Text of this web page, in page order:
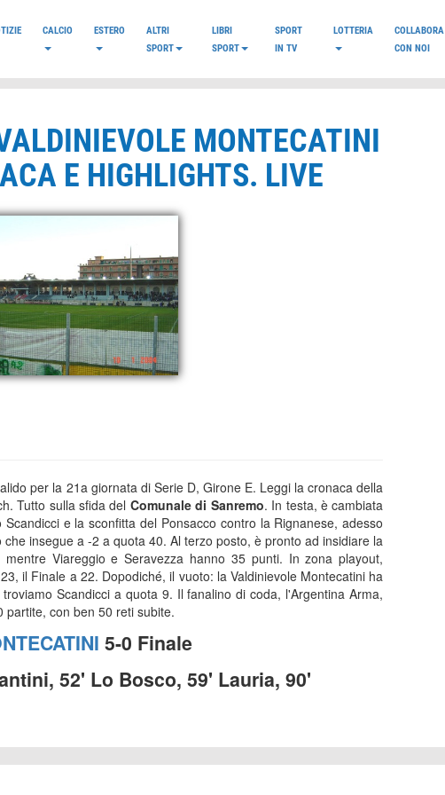
CALCIO ESTERO
ALTRI
SPORT
LIBRI
SPORT
SPORT
IN TV
LOTTERIA
COLLABORA
CON NOI
MONTECATINI
E HIGHLIGHTS. LIVE
per la 21a giornata di Serie D, Girone E. Leggi la cronaca della
Tutto sulla sfida del Comunale di Sanremo. In testa, è cambiata
e la sconfitta del Ponsacco contro la Rignanese, adesso
insegue a -2 a quota 40. Al terzo posto, è pronto ad insidiare la
Viareggio e Seravezza hanno 35 punti. In zona playout,
il Finale a 22. Dopodiché, il vuoto: la Valdinievole Montecatini ha
Scandicci a quota 9. Il fanalino di coda, l'Argentina Arma,
con ben 50 reti subite.
5-0 Finale
52' Lo Bosco, 59' Lauria, 90'